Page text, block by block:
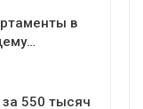
в
550 тысяч